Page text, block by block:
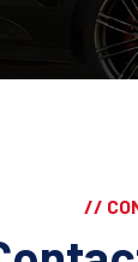
//